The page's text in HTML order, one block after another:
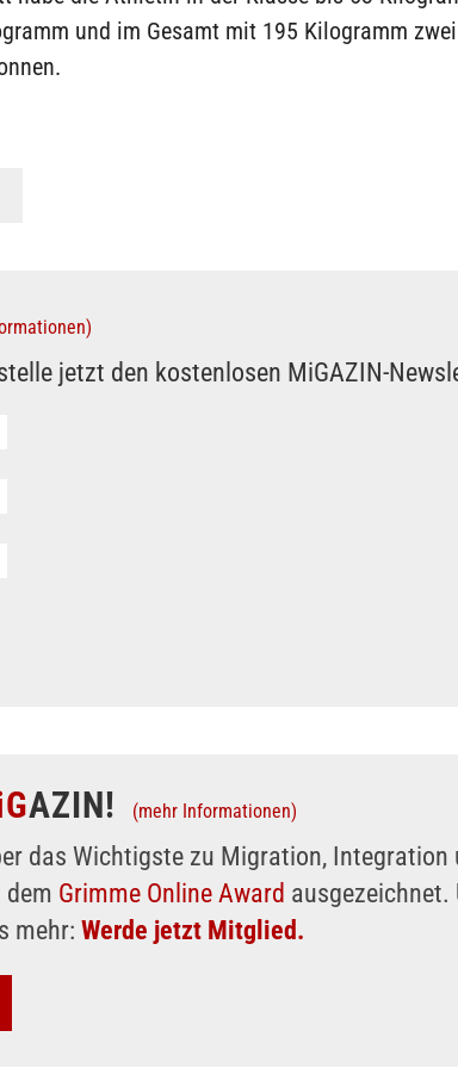
und im Gesamt mit 195 Kilogramm zwei
jetzt den kostenlosen MiGAZIN-
AZIN! (mehr Informationen)
das Wichtigste zu Migration, Integration
Grimme Online Award
mehr: Werde jetzt Mitglied.